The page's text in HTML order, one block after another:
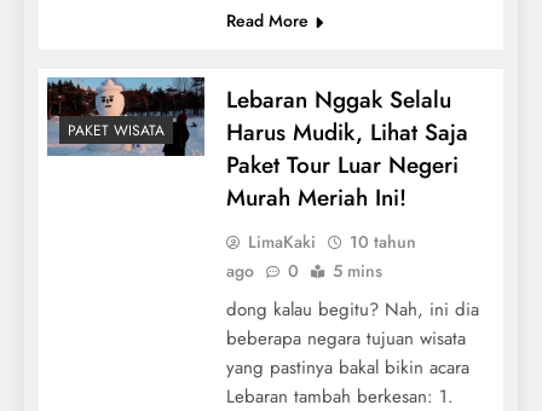
Read More
PAKET WISATA
Lebaran Nggak Selalu
Harus Mudik, Lihat Saja
Paket Tour Luar Negeri
Murah Meriah Ini!
LimaKaki
10 tahun
ago
0 5 mins
dong kalau begitu? Nah, ini dia
beberapa negara tujuan wisata
yang pastinya bakal bikin acara
Lebaran tambah berkesan: 1.